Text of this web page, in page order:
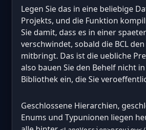
Legen Sie das in eine beliebige
Projekts, und die Funktion
Sie damit, dass es in einer
verschwindet, sobald die BCL den
mitbringt. Das ist die uebliche
also bauen Sie den Behelf nicht
Bibliothek ein, die Sie
Geschlossene Hierarchien,
Enums und Typunionen liegen